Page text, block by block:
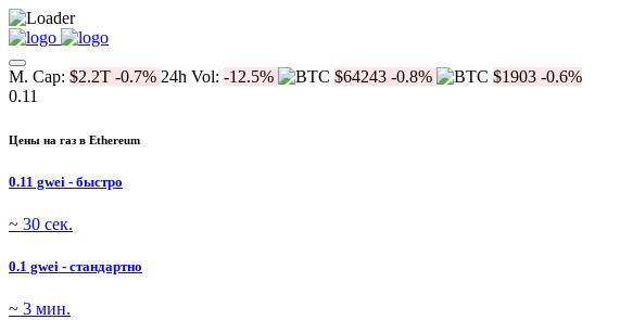
M. Cap: $2.2T -0.7% 24h Vol: -12.5% $64243 -0.8% $1903 -0.6%
0.11
Цены на газ в Ethereum
0.11 gwei - быстро
~ 30 сек.
0.1 gwei - стандартно
~ 3 мин.